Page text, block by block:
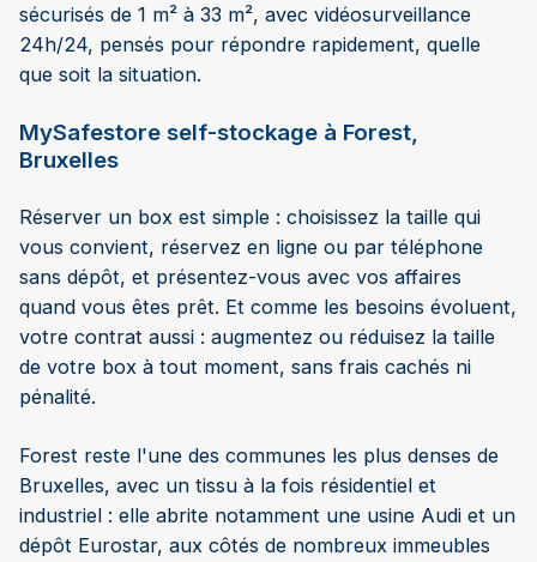
sécurisés de 1 m² à 33 m², avec vidéosurveillance
24h/24, pensés pour répondre rapidement, quelle
que soit la situation.
MySafestore self-stockage à Forest,
Bruxelles
Réserver un box est simple : choisissez la taille qui
vous convient, réservez en ligne ou par téléphone
sans dépôt, et présentez-vous avec vos affaires
quand vous êtes prêt. Et comme les besoins évoluent,
votre contrat aussi : augmentez ou réduisez la taille
de votre box à tout moment, sans frais cachés ni
pénalité.
Forest reste l'une des communes les plus denses de
Bruxelles, avec un tissu à la fois résidentiel et
industriel : elle abrite notamment une usine Audi et un
dépôt Eurostar, aux côtés de nombreux immeubles